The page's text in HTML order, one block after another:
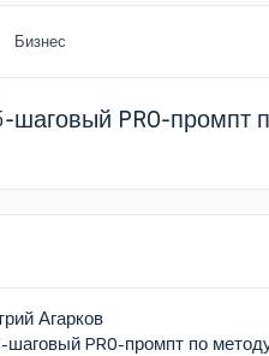
Бизнес
шаговый PRO-промпт
Агарков
шаговый PRO-промпт по